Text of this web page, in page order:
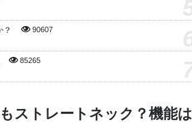
？ 90607
85265
ストレートネック？機能は